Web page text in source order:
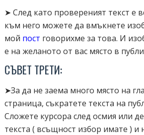
➤ След като провереният текст е
към него можете да вмъкнете
мой пост говорихме за това. И
е на желаното от вас място в
СЪВЕТ ТРЕТИ:
➤За да не заема много място на
страница, съкратете текста на
Сложете курсора след осмия или
текста ( всъщност избор имате ) и